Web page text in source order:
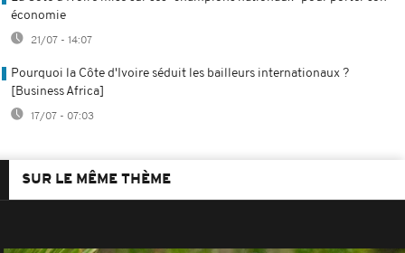
économie
21/07 - 14:07
Pourquoi la Côte d'Ivoire séduit les bailleurs internationaux ?
[Business Africa]
17/07 - 07:03
SUR LE MÊME THÈME